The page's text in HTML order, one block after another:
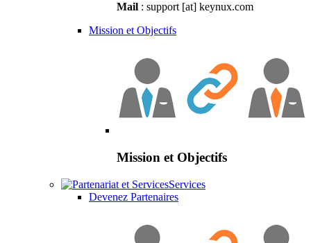
Mail : support [at] keynux.com
Mission et Objectifs
Mission et Objectifs
Services
Devenez Partenaires